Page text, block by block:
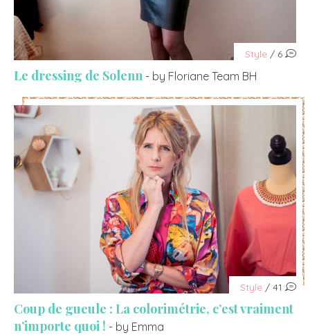
Style / 6
Le dressing de Solenn - by Floriane Team BH
Style / 41
Coup de gueule : La colorimétrie, c’est vraiment
n’importe quoi ! - by Emma